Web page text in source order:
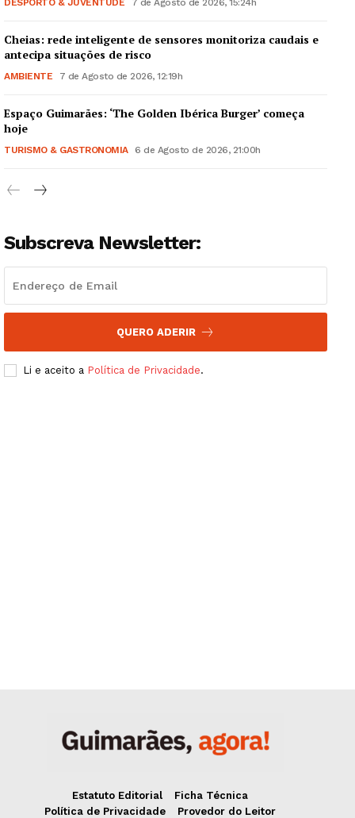
DESPORTO & JUVENTUDE 7 de Agosto de 2026, 15:24h
Cheias: rede inteligente de sensores monitoriza caudais e
antecipa situações de risco
AMBIENTE 7 de Agosto de 2026, 12:19h
Espaço Guimarães: ‘The Golden Ibérica Burger’ começa
hoje
TURISMO & GASTRONOMIA 6 de Agosto de 2026, 21:00h
Subscreva Newsletter:
QUERO ADERIR
Li e aceito a Política de Privacidade.
Estatuto Editorial
Ficha Técnica
Política de Privacidade
Provedor do Leitor